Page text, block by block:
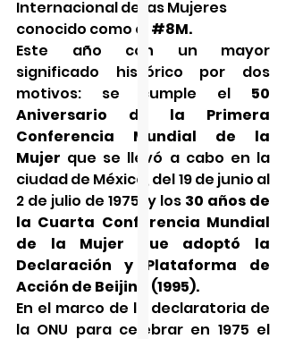
Internacional de las Mujeres
conocido como el #8M.
Este año con un mayor
significado histórico por dos
motivos: se cumple el 50
Aniversario de la Primera
Conferencia Mundial de la
Mujer que se llevó a cabo en la
ciudad de México, del 19 de junio al
2 de julio de 1975; y los 30 años de
la Cuarta Conferencia Mundial
de la Mujer que adoptó la
Declaración y Plataforma de
Acción de Beijing (1995).
En el marco de la declaratoria de